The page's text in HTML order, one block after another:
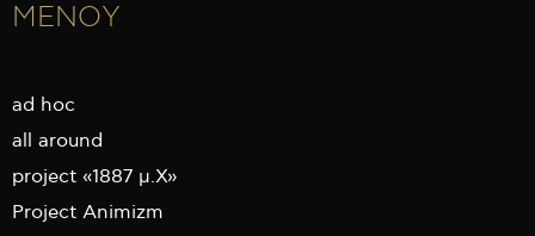
ΜΕΝΟΥ
ad hoc
all around
project «1887 μ.Χ»
Project Animizm